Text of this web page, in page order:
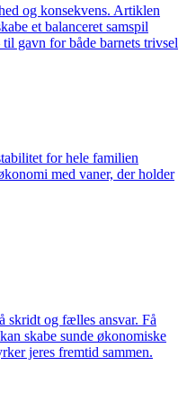
og konsekvens. Artiklen
et balanceret samspil
gavn for både barnets trivsel
for hele familien
med vaner, der holder
skridt og fælles ansvar. Få
skabe sunde økonomiske
jeres fremtid sammen.